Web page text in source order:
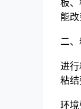
板
能
二
进
粘结
环